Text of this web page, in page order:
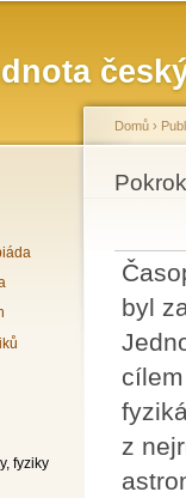
fyziky
Jste
Domů ›
byl
z